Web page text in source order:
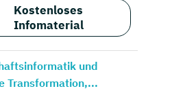
Kostenloses
Infomaterial
und
Transformation,...